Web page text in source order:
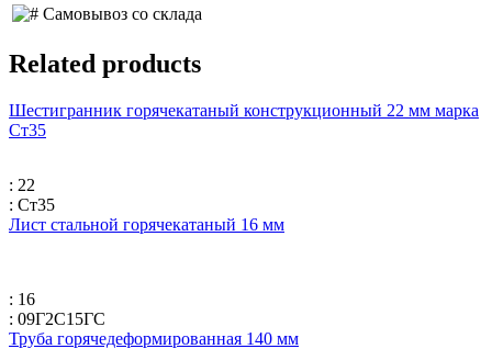
Самовывоз со склада
Related products
Шестигранник горячекатаный конструкционный 22 мм марка
Ст35
: 22
: Ст35
Лист стальной горячекатаный 16 мм
: 16
: 09Г2С15ГС
Труба горячедеформированная 140 мм